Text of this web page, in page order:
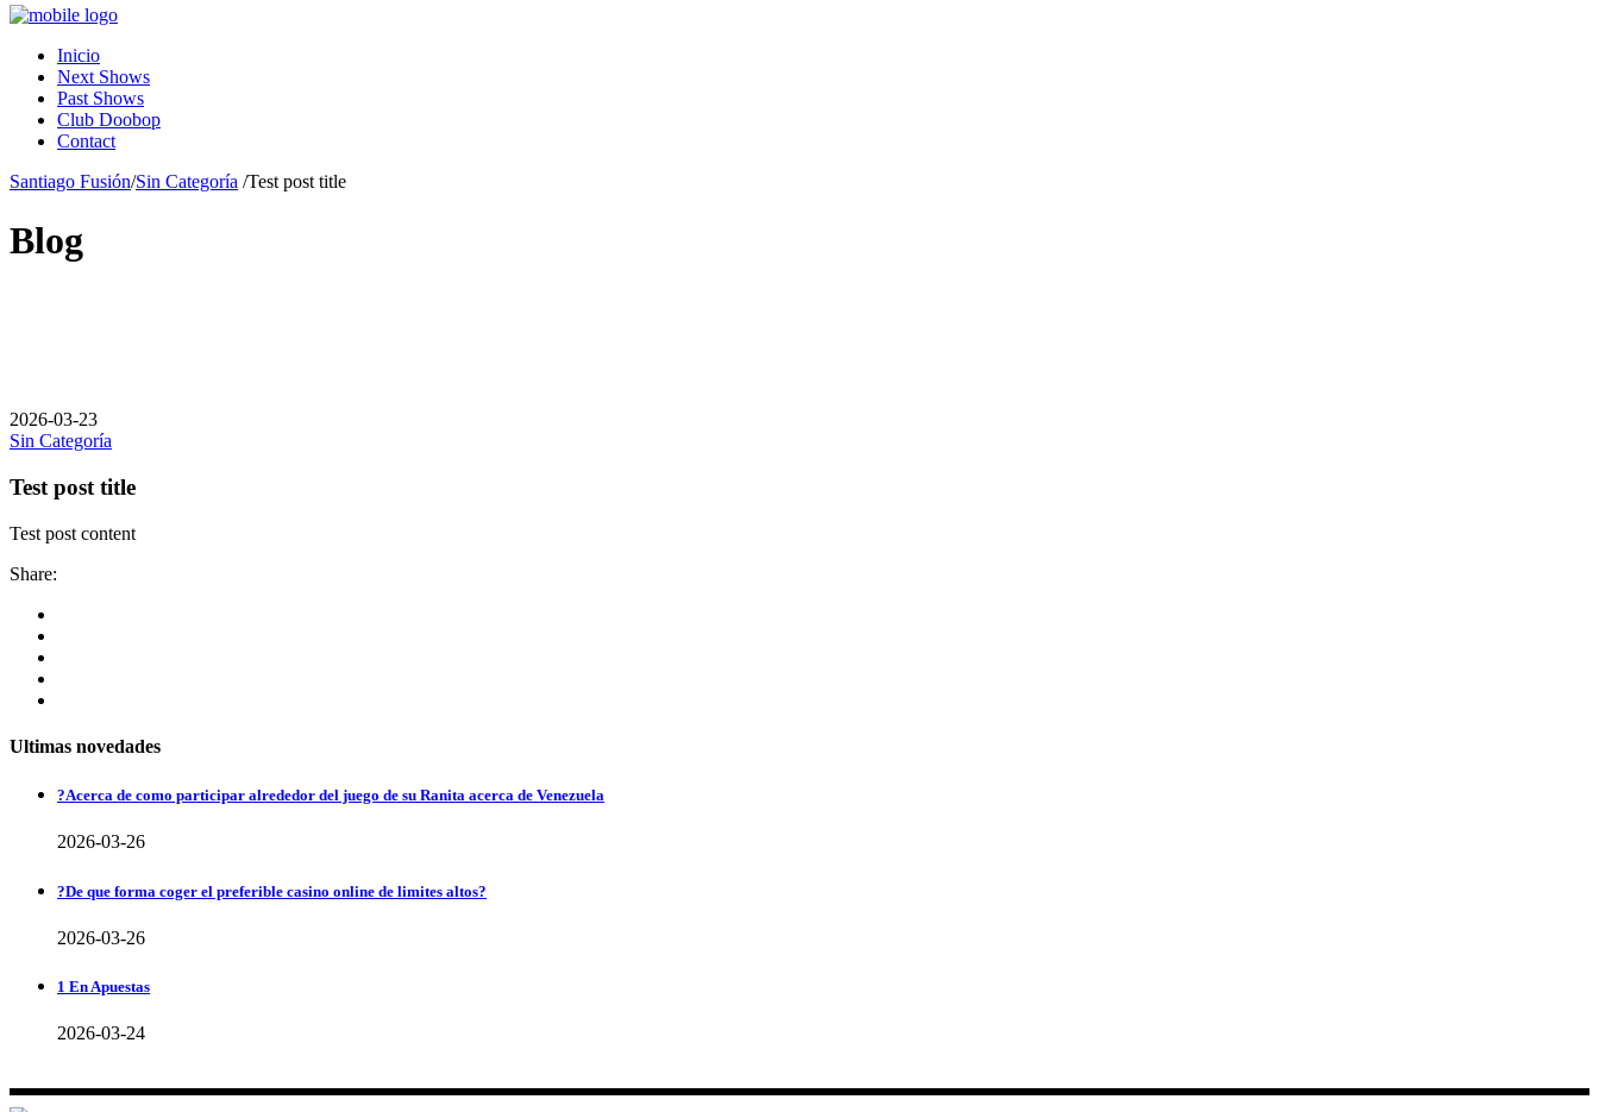
Inicio
Next Shows
Past Shows
Club Doobop
Contact
Santiago Fusión/Sin Categoría /Test post title
Blog
2026-03-23
Sin Categoría
Test post title
Test post content
Share:
Ultimas novedades
?Acerca de como participar alrededor del juego de su Ranita acerca de Venezuela
2026-03-26
?De que forma coger el preferible casino online de limites altos?
2026-03-26
1 En Apuestas
2026-03-24